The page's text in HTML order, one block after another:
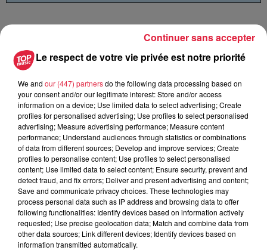
Publié : 31 mai 2024 à 15h14 - Modifié : 3 juin 2024 à 8h02
A lire aussi
6 août 2026
À Hoerdt, de l’eau brune sort des
robinets
Le respect de votre vie privée est notre priorité
We and our (447) partnersdo the following data processing based on
your consent and/or our legitimate interest: Store and/or access
information on a device; Use limited data to select advertising; Create
profiles for personalised advertising; Use profiles to select personalised
advertising; Measure advertising performance; Measure content
performance; Understand audiences through statistics or combinations
of data from different sources; Develop and improve services; Create
profiles to personalise content; Use profiles to select personalised
content; Use limited data to select content; Ensure security, prevent and
detect fraud, and fix errors; Deliver and present advertising and content;
Save and communicate privacy choices. These technologies may
process personal data such as IP address and browsing data to offer
following functionalities: Identify devices based on information actively
requested; Use precise geolocation data; Match and combine data from
other data sources; Link different devices; Identify devices based on
information transmitted automatically.
Continuer sans accepter